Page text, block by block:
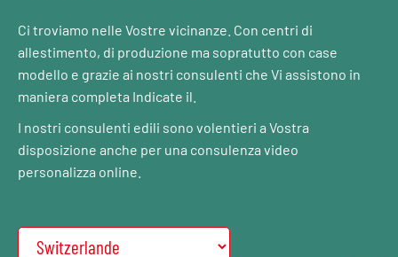
Ci troviamo nelle Vostre vicinanze. Con centri di
allestimento, di produzione ma sopratutto con case
modello e grazie ai nostri consulenti che Vi assistono in
maniera completa Indicate il.
I nostri consulenti edili sono volentieri a Vostra
disposizione anche per una consulenza video
personalizza online.